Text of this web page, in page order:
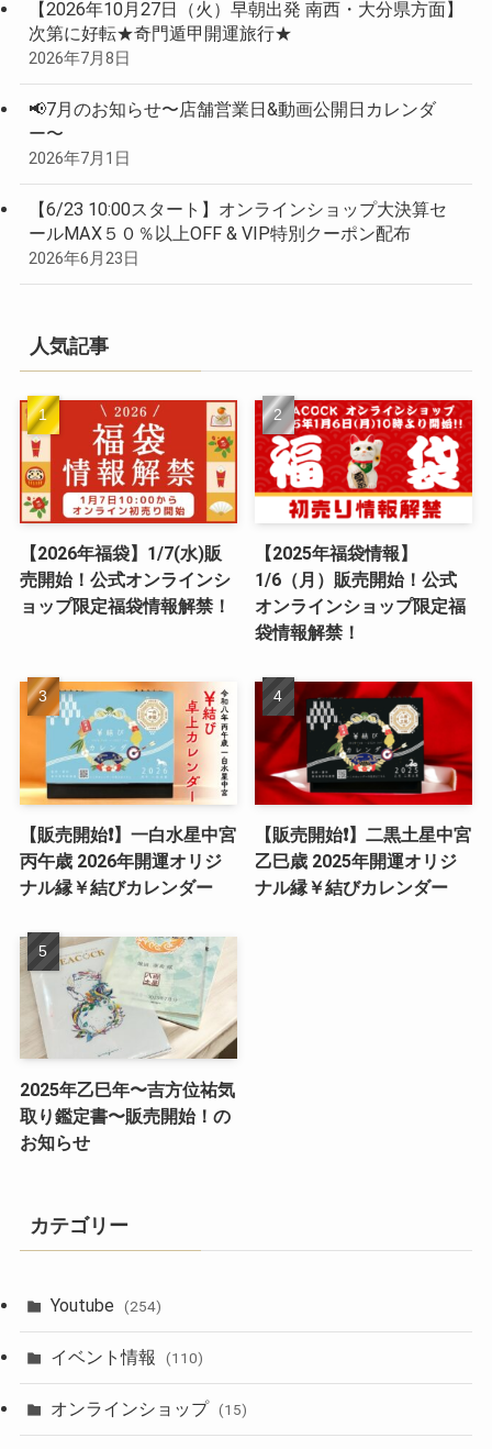
【2026年10月27日（火）早朝出発 南西・大分県方面】
次第に好転★奇門遁甲開運旅行★
2026年7月8日
📢7月のお知らせ〜店舗営業日&動画公開日カレンダ
ー〜
2026年7月1日
【6/23 10:00スタート】オンラインショップ大決算セ
ールMAX５０％以上OFF & VIP特別クーポン配布
2026年6月23日
人気記事
【2026年福袋】1/7(水)販
売開始！公式オンラインシ
ョップ限定福袋情報解禁！
【2025年福袋情報】
1/6（月）販売開始！公式
オンラインショップ限定福
袋情報解禁！
【販売開始❗️】一白水星中宮
丙午歳 2026年開運オリジ
ナル縁￥結びカレンダー
【販売開始❗️】二黒土星中宮
乙巳歳 2025年開運オリジ
ナル縁￥結びカレンダー
2025年乙巳年〜吉方位祐気
取り鑑定書〜販売開始！の
お知らせ
カテゴリー
Youtube (254)
イベント情報 (110)
オンラインショップ (15)